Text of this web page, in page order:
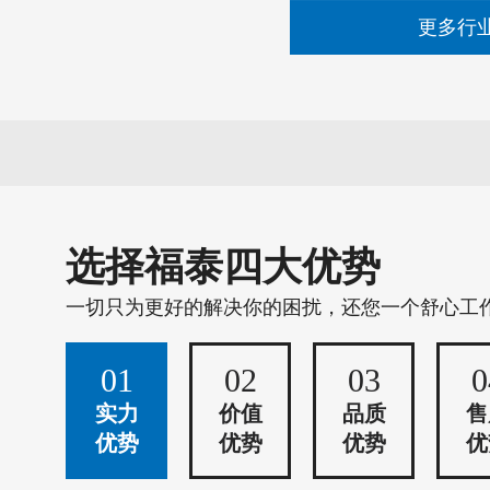
更多行
选择福泰四大优势
一切只为更好的解决你的困扰，还您一个舒心工
01
实力
优势
02
价值
优势
03
品质
优势